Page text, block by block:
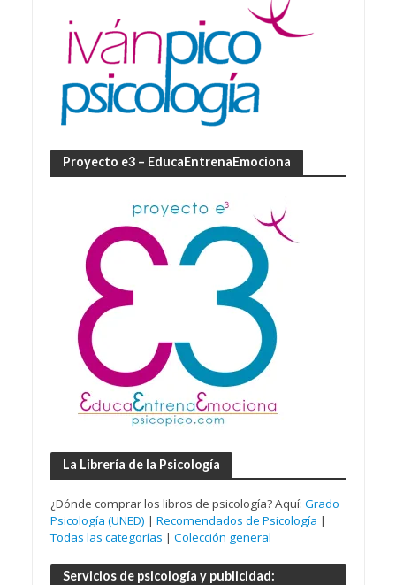
Proyecto e3 – EducaEntrenaEmociona
La Librería de la Psicología
¿Dónde comprar los libros de psicología? Aquí: Grado
Psicología (UNED) | Recomendados de Psicología |
Todas las categorías | Colección general
Servicios de psicología y publicidad: